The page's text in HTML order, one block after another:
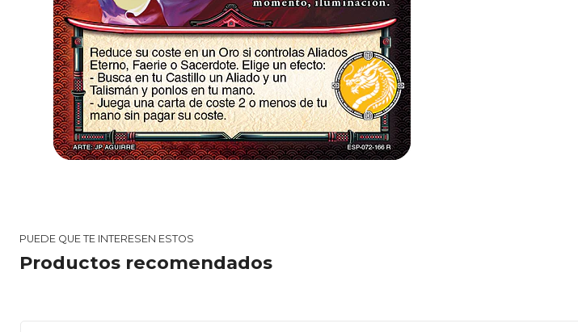
PUEDE QUE TE INTERESEN ESTOS
Productos recomendados